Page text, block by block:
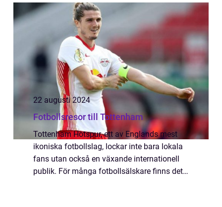
22 augusti 2024
Fotbollsresor till Tottenham
Tottenham Hotspur, ett av Englands mest
ikoniska fotbollslag, lockar inte bara lokala
fans utan också en växande internationell
publik. För många fotbollsälskare finns det